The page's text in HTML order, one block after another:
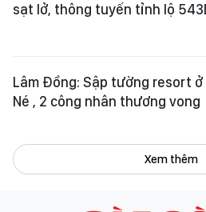
sạt lở, thông tuyến tỉnh lộ
Lâm Đồng: Sập tường resort ở
Né , 2 công nhân thương vong
Xem thêm